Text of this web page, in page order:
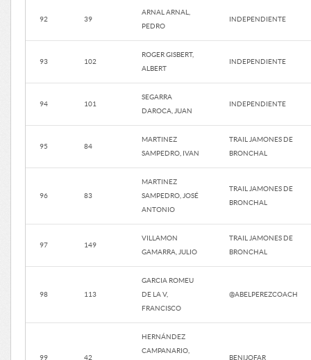
92 39
ARNAL ARNAL,
PEDRO
INDEPENDIENTE
93 102
ROGER GISBERT,
ALBERT
INDEPENDIENTE
94 101
SEGARRA
DAROCA, JUAN
INDEPENDIENTE
95 84
MARTINEZ
SAMPEDRO, IVAN
TRAIL JAMONES DE
BRONCHAL
96 83
MARTINEZ
SAMPEDRO, JOSÉ
ANTONIO
TRAIL JAMONES DE
BRONCHAL
97 149
VILLAMON
GAMARRA, JULIO
TRAIL JAMONES DE
BRONCHAL
98 113
GARCIA ROMEU
DE LA V,
FRANCISCO
@ABELPEREZCOACH
99 42
HERNÁNDEZ
CAMPANARIO,
BENIJOFAR